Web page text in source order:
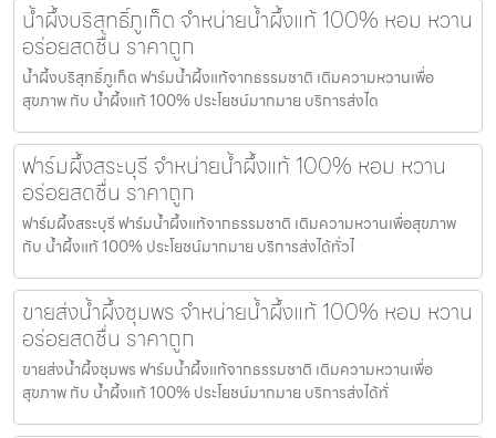
น้ำผึ้งบริสุทธิ์ภูเก็ต จำหน่ายน้ำผึ้งแท้ 100% หอม หวาน
อร่อยสดชื่น ราคาถูก
น้ำผึ้งบริสุทธิ์ภูเก็ต ฟาร์มน้ำผึ้งแท้จากธรรมชาติ เติมความหวานเพื่อ
สุขภาพ กับ น้ำผึ้งแท้ 100% ประโยชน์มากมาย บริการส่งได
ฟาร์มผึ้งสระบุรี จำหน่ายน้ำผึ้งแท้ 100% หอม หวาน
อร่อยสดชื่น ราคาถูก
ฟาร์มผึ้งสระบุรี ฟาร์มน้ำผึ้งแท้จากธรรมชาติ เติมความหวานเพื่อสุขภาพ
กับ น้ำผึ้งแท้ 100% ประโยชน์มากมาย บริการส่งได้ทั่วไ
ขายส่งน้ำผึ้งชุมพร จำหน่ายน้ำผึ้งแท้ 100% หอม หวาน
อร่อยสดชื่น ราคาถูก
ขายส่งน้ำผึ้งชุมพร ฟาร์มน้ำผึ้งแท้จากธรรมชาติ เติมความหวานเพื่อ
สุขภาพ กับ น้ำผึ้งแท้ 100% ประโยชน์มากมาย บริการส่งได้ทั่